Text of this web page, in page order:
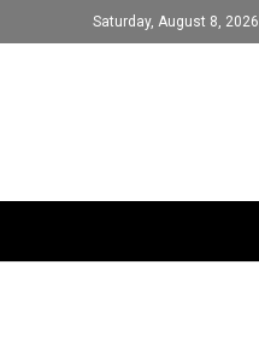
Saturday, August 8, 2026